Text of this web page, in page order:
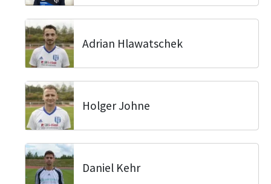
Adrian Hlawatschek
Holger Johne
Daniel Kehr